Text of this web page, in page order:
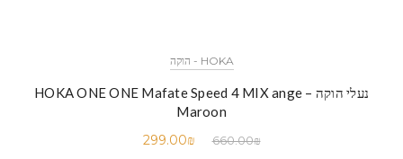
HOKA - הוקה
נעלי הוקה – HOKA ONE ONE Mafate Speed 4 MIX ange
Maroon
660.00₪
299.00₪